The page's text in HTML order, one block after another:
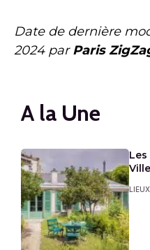
Date de dernière
2024 parParis
A la Une